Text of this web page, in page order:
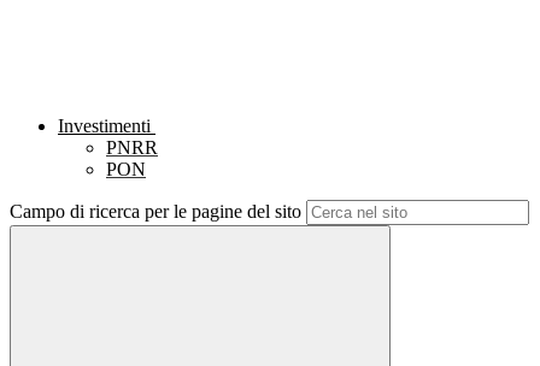
Investimenti
PNRR
PON
Campo di ricerca per le pagine del sito